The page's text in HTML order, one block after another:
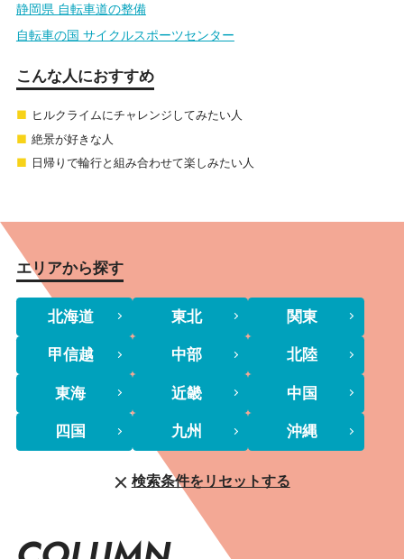
静岡県 自転車道の整備
自転車の国 サイクルスポーツセンター
こんな人におすすめ
ヒルクライムにチャレンジしてみたい人
絶景が好きな人
日帰りで輪行と組み合わせて楽しみたい人
エリアから探す
北海道 東北 関東
甲信越 中部 北陸
東海 近畿 中国
四国 九州 沖縄
検索条件をリセットする